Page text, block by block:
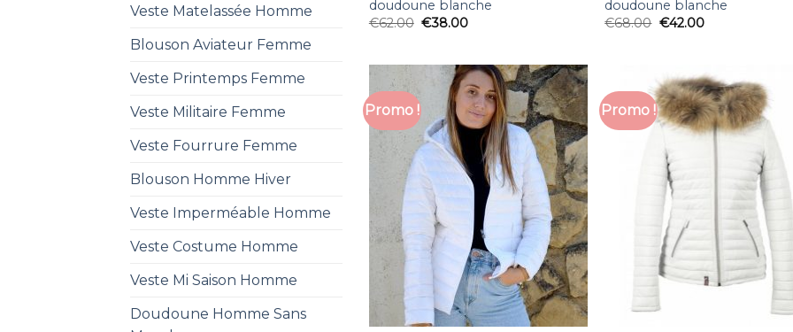
Veste Matelassée Homme
Blouson Aviateur Femme
Veste Printemps Femme
Veste Militaire Femme
Veste Fourrure Femme
Blouson Homme Hiver
Veste Imperméable Homme
Veste Costume Homme
Veste Mi Saison Homme
Doudoune Homme Sans
doudoune blanche
€62.00 €38.00
doudoune blanche
€68.00 €42.00
Promo ! Promo !